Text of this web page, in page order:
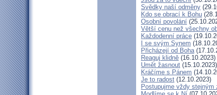
Svědky naší odměny
Kdo se obrací k Bohu
Osobní povolání
Větší cenu než všechny
Každodenní práce
I se svým Synem
Přicházejí od Boha
Reaguj klidně (16.10.2023)
Umět žasnout (15.10.2023)
Kráčíme s Pánem
Je to radost (12.10.2023)
Postupujme vždy stejným